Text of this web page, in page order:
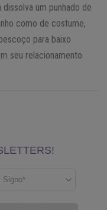
um punhado de
como de costume,
para baixo
seu relacionamento